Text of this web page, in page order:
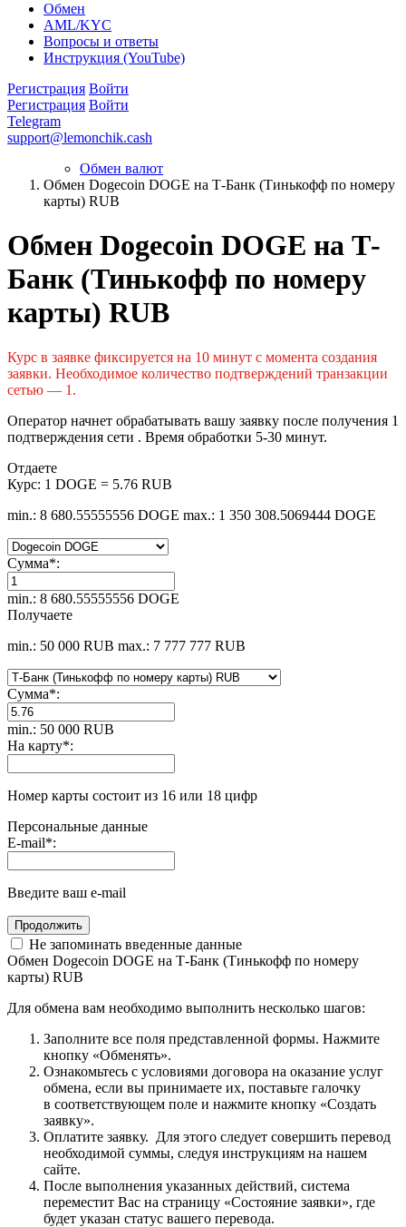
Обмен
AML/KYC
Вопросы и ответы
Инструкция (YouTube)
Регистрация Войти
Регистрация Войти
Telegram
support@lemonchik.cash
Обмен валют
Обмен Dogecoin DOGE на Т-Банк (Тинькофф по номеру
карты) RUB
Обмен Dogecoin DOGE на Т-
Банк (Тинькофф по номеру
карты) RUB
Курс в заявке фиксируется на 10 минут с момента создания
заявки. Необходимое количество подтверждений транзакции
сетью — 1.
Оператор начнет обрабатывать вашу заявку после получения 1
подтверждения сети . Время обработки 5-30 минут.
Отдаете
Курс: 1 DOGE = 5.76 RUB
min.: 8 680.55555556 DOGE max.: 1 350 308.5069444 DOGE
Сумма*:
min.: 8 680.55555556 DOGE
Получаете
min.: 50 000 RUB max.: 7 777 777 RUB
Сумма*:
min.: 50 000 RUB
На карту*:
Номер карты состоит из 16 или 18 цифр
Персональные данные
E-mail*:
Введите ваш e-mail
Не запоминать введенные данные
Обмен Dogecoin DOGE на Т-Банк (Тинькофф по номеру
карты) RUB
Для обмена вам необходимо выполнить несколько шагов:
Заполните все поля представленной формы. Нажмите
кнопку «Обменять».
Ознакомьтесь с условиями договора на оказание услуг
обмена, если вы принимаете их, поставьте галочку
в соответствующем поле и нажмите кнопку «Создать
заявку».
Оплатите заявку. Для этого следует совершить перевод
необходимой суммы, следуя инструкциям на нашем
сайте.
После выполнения указанных действий, система
переместит Вас на страницу «Состояние заявки», где
будет указан статус вашего перевода.